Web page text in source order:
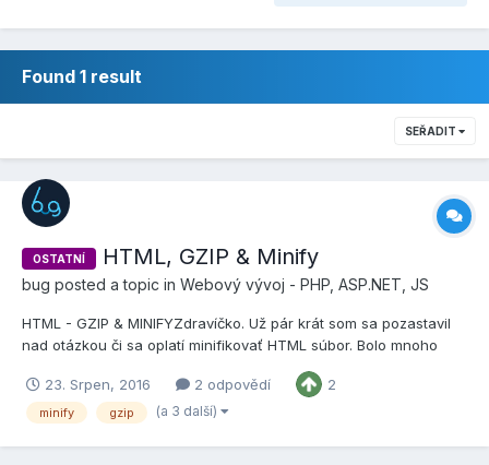
Found 1 result
SEŘADIT
OSTATNÍ HTML, GZIP & Minify
bug posted a topic in Webový vývoj - PHP, ASP.NET, JS
HTML - GZIP & MINIFY ​ Zdravíčko. Už pár krát som sa pozastavil
nad otázkou či sa oplatí minifikovať HTML súbor. Bolo mnoho
operiali hlavne o to že GZIP sa o okresanie zbytočnej veľkosti
postará a tak minify v prípade HTML stráca...
23. Srpen, 2016 2 odpovědí 2
minify gzip (a 3 další)